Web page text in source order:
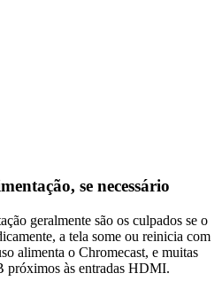
se necessário
geralmente são os culpados se o
a tela some ou reinicia com
alimenta o Chromecast, e muitas
próximos às entradas HDMI.